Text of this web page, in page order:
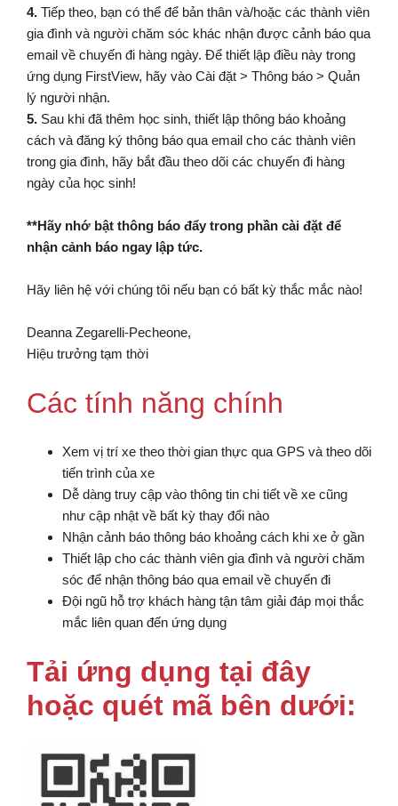
4. Tiếp theo, bạn có thể để bản thân và/hoặc các thành viên
gia đình và người chăm sóc khác nhận được cảnh báo qua
email về chuyến đi hàng ngày. Để thiết lập điều này trong
ứng dụng FirstView, hãy vào Cài đặt > Thông báo > Quản
lý người nhận.
5. Sau khi đã thêm học sinh, thiết lập thông báo khoảng
cách và đăng ký thông báo qua email cho các thành viên
trong gia đình, hãy bắt đầu theo dõi các chuyến đi hàng
ngày của học sinh!
**Hãy nhớ bật thông báo đẩy trong phần cài đặt để
nhận cảnh báo ngay lập tức.
Hãy liên hệ với chúng tôi nếu bạn có bất kỳ thắc mắc nào!
Deanna Zegarelli-Pecheone,
Hiệu trưởng tạm thời
Các tính năng chính
Xem vị trí xe theo thời gian thực qua GPS và theo dõi
tiến trình của xe
Dễ dàng truy cập vào thông tin chi tiết về xe cũng
như cập nhật về bất kỳ thay đổi nào
Nhận cảnh báo thông báo khoảng cách khi xe ở gần
Thiết lập cho các thành viên gia đình và người chăm
sóc để nhận thông báo qua email về chuyến đi
Đội ngũ hỗ trợ khách hàng tận tâm giải đáp mọi thắc
mắc liên quan đến ứng dụng
Tải ứng dụng tại đây
hoặc quét mã bên dưới: